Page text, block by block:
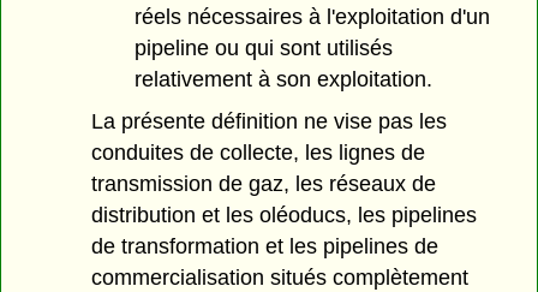
réels nécessaires à l'exploitation d'un
pipeline ou qui sont utilisés
relativement à son exploitation.
La présente définition ne vise pas les
conduites de collecte, les lignes de
transmission de gaz, les réseaux de
distribution et les oléoducs, les pipelines
de transformation et les pipelines de
commercialisation situés complètement